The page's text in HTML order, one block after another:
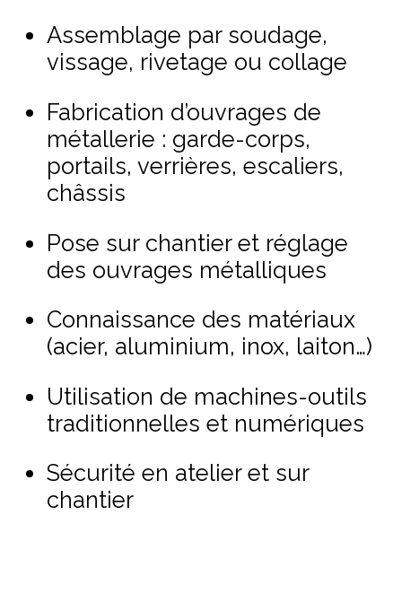
Assemblage par soudage,
vissage, rivetage ou collage
Fabrication d’ouvrages de
métallerie : garde-corps,
portails, verrières, escaliers,
châssis
Pose sur chantier et réglage
des ouvrages métalliques
Connaissance des matériaux
(acier, aluminium, inox, laiton…)
Utilisation de machines-outils
traditionnelles et numériques
Sécurité en atelier et sur
chantier